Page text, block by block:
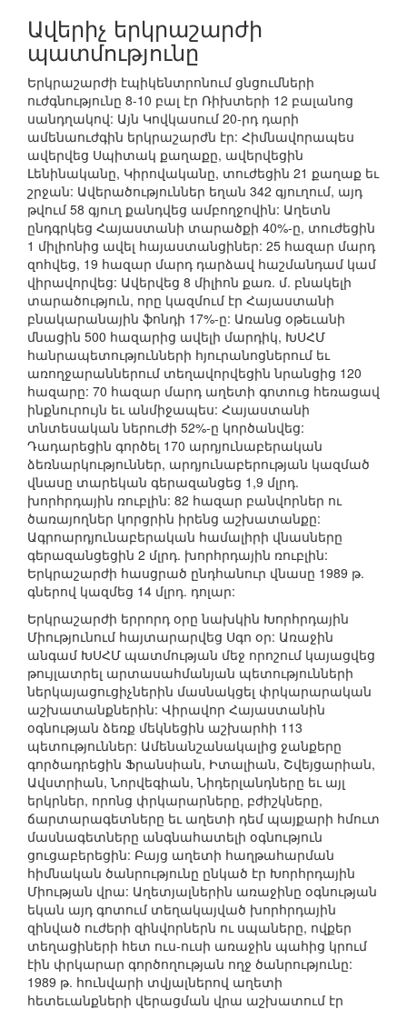
Ավերիչ երկրաշարժի
պատմությունը
Երկրաշարժի էպիկենտրոնում ցնցումների
ուժգնությունը 8-10 բալ էր Ռիխտերի 12 բալանոց
սանդղակով: Այն Կովկասում 20-րդ դարի
ամենաուժգին երկրաշարժն էր: Հիմնավորապես
ավերվեց Սպիտակ քաղաքը, ավերվեցին
Լենինականը, Կիրովականը, տուժեցին 21 քաղաք եւ
շրջան: Ավերածություններ եղան 342 գյուղում, այդ
թվում 58 գյուղ քանդվեց ամբողջովին: Աղետն
ընդգրկեց Հայաստանի տարածքի 40%-ը, տուժեցին
1 միլիոնից ավել հայաստանցիներ: 25 հազար մարդ
զոհվեց, 19 հազար մարդ դարձավ հաշմանդամ կամ
վիրավորվեց: Ավերվեց 8 միլիոն քառ. մ. բնակելի
տարածություն, որը կազմում էր Հայաստանի
բնակարանային ֆոնդի 17%-ը: Առանց օթեւանի
մնացին 500 հազարից ավելի մարդիկ, ԽՍՀՄ
հանրապետությունների հյուրանոցներում եւ
առողջարաններում տեղավորվեցին նրանցից 120
հազարը: 70 հազար մարդ աղետի գոտուց հեռացավ
ինքնուրույն եւ անմիջապես: Հայաստանի
տնտեսական ներուժի 52%-ը կործանվեց:
Դադարեցին գործել 170 արդյունաբերական
ձեռնարկություններ, արդյունաբերության կազմած
վնասը տարեկան գերազանցեց 1,9 մլրդ.
խորհրդային ռուբլին: 82 հազար բանվորներ ու
ծառայողներ կորցրին իրենց աշխատանքը:
Ագրոարդյունաբերական համալիրի վնասները
գերազանցեցին 2 մլրդ. խորհրդային ռուբլին:
Երկրաշարժի հասցրած ընդհանուր վնասը 1989 թ.
գներով կազմեց 14 մլրդ. դոլար:
Երկրաշարժի երրորդ օրը նախկին Խորհրդային
Միությունում հայտարարվեց Սգո օր: Առաջին
անգամ ԽՍՀՄ պատմության մեջ որոշում կայացվեց
թույլատրել արտասահմանյան պետությունների
ներկայացուցիչներին մասնակցել փրկարարական
աշխատանքներին: Վիրավոր Հայաստանին
օգնության ձեռք մեկնեցին աշխարհի 113
պետություններ: Ամենանշանակալից ջանքերը
գործադրեցին Ֆրանսիան, Իտալիան, Շվեյցարիան,
Ավստրիան, Նորվեգիան, Նիդերլանդները եւ այլ
երկրներ, որոնց փրկարարները, բժիշկները,
ճարտարագետները եւ աղետի դեմ պայքարի հմուտ
մասնագետները անգնահատելի օգնություն
ցուցաբերեցին: Բայց աղետի հաղթահարման
հիմնական ծանրությունը ընկած էր Խորհրդային
Միության վրա: Աղետյալներին առաջինը օգնության
եկան այդ գոտում տեղակայված խորհրդային
զինված ուժերի զինվորներն ու սպաները, ովքեր
տեղացիների հետ ուս-ուսի առաջին պահից կրում
էին փրկարար գործողության ողջ ծանրությունը:
1989 թ. հունվարի տվյալներով աղետի
հետեւանքների վերացման վրա աշխատում էր